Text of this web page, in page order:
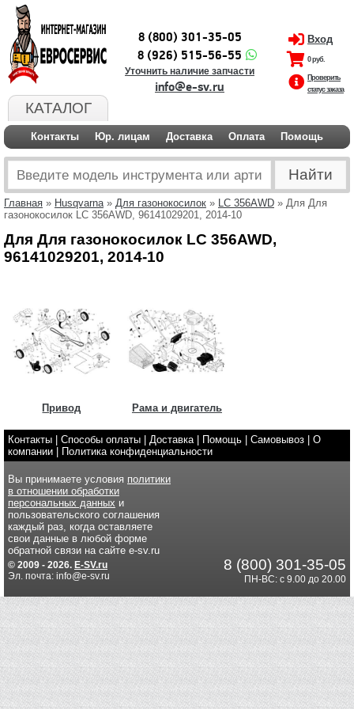
КАТАЛОГ
8 (800) 301-35-05
8 (926) 515-56-55
Уточнить наличие запчасти
info@e-sv.ru
Вход
0 руб.
Проверить
статус заказа
Контакты Юр. лицам Доставка Оплата Помощь
Главная » Husqvarna» Для газонокосилок » LC 356AWD » Для Для
газонокосилок LC 356AWD, 96141029201, 2014-10
Для Для газонокосилок LC 356AWD,
96141029201, 2014-10
Привод Рама и двигатель
Контакты Способы оплаты Доставка| Помощь Самовывоз
О
компании
Политика конфиденциальности
Вы принимаете условия политики
в отношении обработки
персональных данных и
пользовательского соглашения
каждый раз, когда оставляете
свои данные в любой форме
обратной связи на сайте e-sv.ru
© 2009 - 2026. E-SV.ru
Эл. почта: info@e-sv.ru
8 (800) 301-35-05
ПН-ВС: с 9.00 до 20.00